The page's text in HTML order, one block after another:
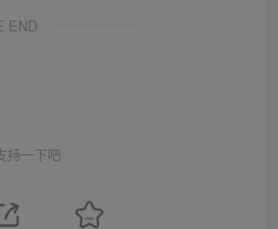
END
持一下吧